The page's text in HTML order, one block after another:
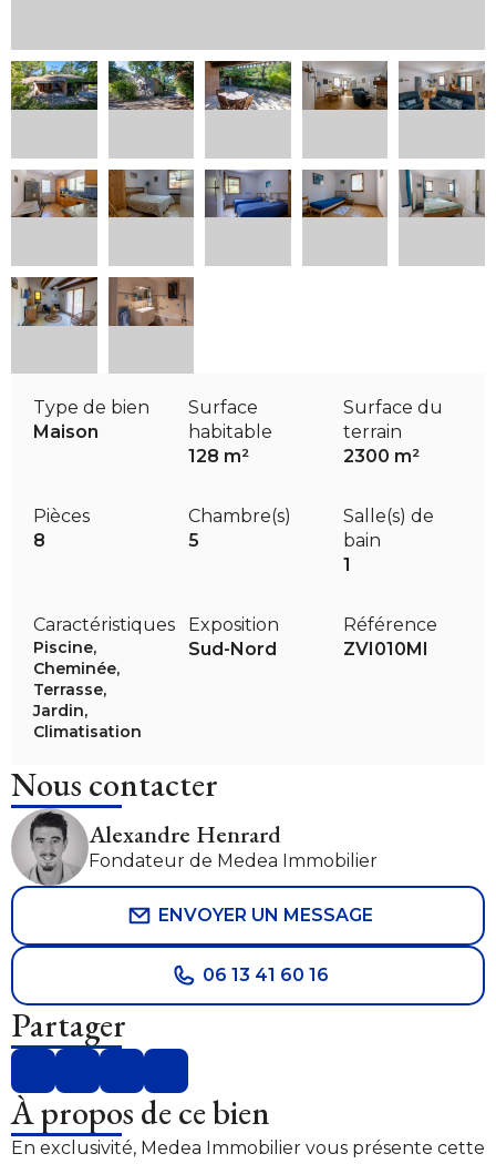
Type de bien
Maison
Surface
habitable
128 m²
Surface du
terrain
2300 m²
Pièces
8
Chambre(s)
5
Salle(s) de
bain
1
Caractéristiques
Piscine,
Cheminée,
Terrasse,
Jardin,
Climatisation
Exposition
Sud-Nord
Référence
ZVI010MI
Nous contacter
Alexandre Henrard
Fondateur de Medea Immobilier
ENVOYER UN MESSAGE
06 13 41 60 16
Partager
À propos de ce bien
En exclusivité, Medea Immobilier vous présente cette